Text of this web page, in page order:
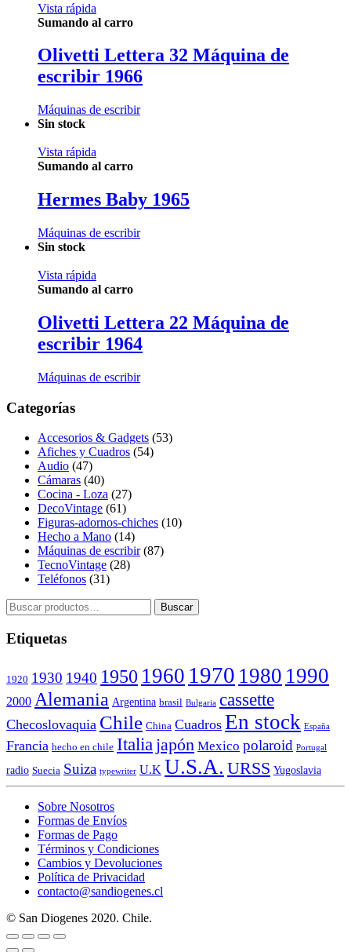
Vista rápida
Sumando al carro
Olivetti Lettera 32 Máquina de
escribir 1966
Máquinas de escribir
Sin stock
Vista rápida
Sumando al carro
Hermes Baby 1965
Máquinas de escribir
Sin stock
Vista rápida
Sumando al carro
Olivetti Lettera 22 Máquina de
escribir 1964
Máquinas de escribir
Categorías
Accesorios & Gadgets (53)
Afiches y Cuadros (54)
Audio (47)
Cámaras (40)
Cocina - Loza (27)
DecoVintage (61)
Figuras-adornos-chiches (10)
Hecho a Mano (14)
Máquinas de escribir (87)
TecnoVintage (28)
Teléfonos (31)
Buscar
por:
Buscar
Etiquetas
1920 1930 1940 1950 1960 1970 1980 1990
2000 Alemania Argentina brasil Bulgaria cassette
Checoslovaquia Chile China Cuadros En stock España
Francia hecho en chile Italia japón Mexico polaroid Portugal
radio Suecia Suiza typewriter U.K U.S.A. URSS Yugoslavia
Sobre Nosotros
Formas de Envíos
Formas de Pago
Términos y Condiciones
Cambios y Devoluciones
Política de Privacidad
contacto@sandiogenes.cl
© San Diogenes 2020. Chile.